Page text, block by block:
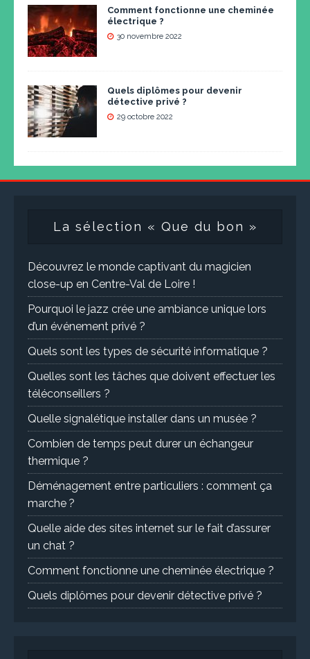
Comment fonctionne une cheminée
électrique ?
30 novembre 2022
Quels diplômes pour devenir
détective privé ?
29 octobre 2022
La sélection « Que du bon »
Découvrez le monde captivant du magicien
close-up en Centre-Val de Loire !
Pourquoi le jazz crée une ambiance unique lors
d’un événement privé ?
Quels sont les types de sécurité informatique ?
Quelles sont les tâches que doivent effectuer les
téléconseillers ?
Quelle signalétique installer dans un musée ?
Combien de temps peut durer un échangeur
thermique ?
Déménagement entre particuliers : comment ça
marche ?
Quelle aide des sites internet sur le fait d’assurer
un chat ?
Comment fonctionne une cheminée électrique ?
Quels diplômes pour devenir détective privé ?